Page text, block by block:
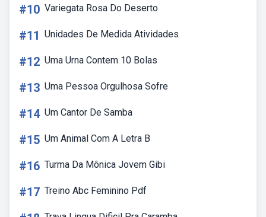
#10 Variegata Rosa Do Deserto
#11 Unidades De Medida Atividades
#12 Uma Urna Contem 10 Bolas
#13 Uma Pessoa Orgulhosa Sofre
#14 Um Cantor De Samba
#15 Um Animal Com A Letra B
#16 Turma Da Mônica Jovem Gibi
#17 Treino Abc Feminino Pdf